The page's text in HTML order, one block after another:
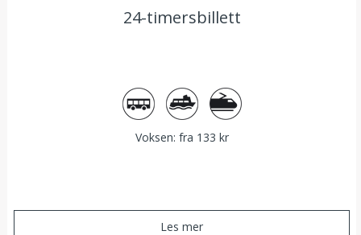
24-timersbillett
Buss Båt Tog
Voksen: fra 133 kr
Les mer